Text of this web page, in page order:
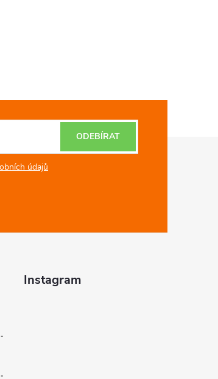
údajů
ODEBÍRAT
palivé, 290g
hříbky, 180g
Instagram